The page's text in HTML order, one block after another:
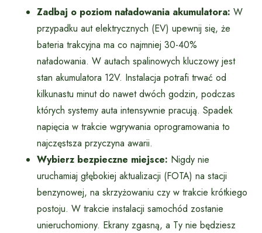
Zadbaj o poziom naładowania akumulatora: W
przypadku aut elektrycznych (EV) upewnij się, że
bateria trakcyjna ma co najmniej 30-40%
naładowania. W autach spalinowych kluczowy jest
stan akumulatora 12V. Instalacja potrafi trwać od
kilkunastu minut do nawet dwóch godzin, podczas
których systemy auta intensywnie pracują. Spadek
napięcia w trakcie wgrywania oprogramowania to
najczęstsza przyczyna awarii.
Wybierz bezpieczne miejsce: Nigdy nie
uruchamiaj głębokiej aktualizacji (FOTA) na stacji
benzynowej, na skrzyżowaniu czy w trakcie krótkiego
postoju. W trakcie instalacji samochód zostanie
unieruchomiony. Ekrany zgasną, a Ty nie będziesz